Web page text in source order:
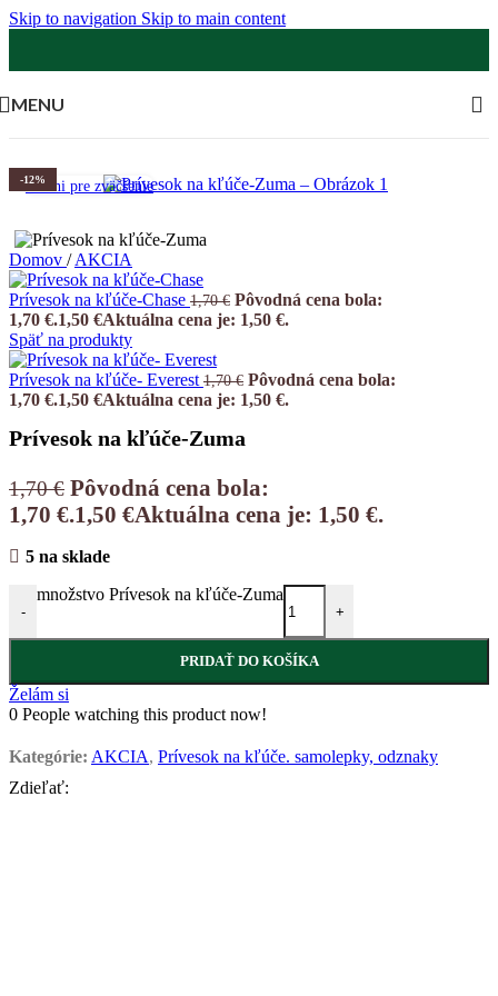
Skip to navigation Skip to main content
MENU
-12%
Klikni pre zväčšenie
Domov / AKCIA
Prívesok na kľúče-Chase 1,70€ Pôvodná cena bola:
1,70 €.1,50 €Aktuálna cena je: 1,50 €.
Späť na produkty
Prívesok na kľúče- Everest 1,70€ Pôvodná cena bola:
1,70 €.1,50 €Aktuálna cena je: 1,50 €.
Prívesok na kľúče-Zuma
1,70€ Pôvodná cena bola:
1,70 €.1,50 €Aktuálna cena je: 1,50 €.
5 na sklade
-
množstvo Prívesok na kľúče-Zuma
+
PRIDAŤ DO KOŠÍKA
Želám si
0 People watching this product now!
Kategórie: AKCIA, Prívesok na kľúče. samolepky, odznaky
Zdieľať: